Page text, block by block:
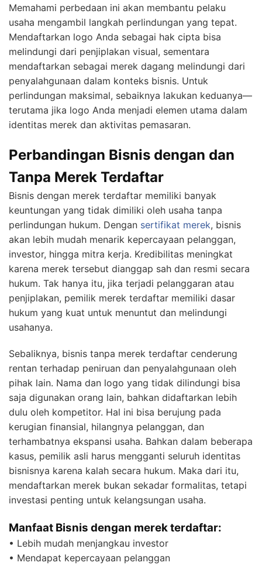
Memahami perbedaan ini akan membantu pelaku
usaha mengambil langkah perlindungan yang tepat.
Mendaftarkan logo Anda sebagai hak cipta bisa
melindungi dari penjiplakan visual, sementara
mendaftarkan sebagai merek dagang melindungi dari
penyalahgunaan dalam konteks bisnis. Untuk
perlindungan maksimal, sebaiknya lakukan keduanya—
terutama jika logo Anda menjadi elemen utama dalam
identitas merek dan aktivitas pemasaran.
Perbandingan Bisnis dengan dan
Tanpa Merek Terdaftar
Bisnis dengan merek terdaftar memiliki banyak
keuntungan yang tidak dimiliki oleh usaha tanpa
perlindungan hukum. Dengan sertifikat merek, bisnis
akan lebih mudah menarik kepercayaan pelanggan,
investor, hingga mitra kerja. Kredibilitas meningkat
karena merek tersebut dianggap sah dan resmi secara
hukum. Tak hanya itu, jika terjadi pelanggaran atau
penjiplakan, pemilik merek terdaftar memiliki dasar
hukum yang kuat untuk menuntut dan melindungi
usahanya.
Sebaliknya, bisnis tanpa merek terdaftar cenderung
rentan terhadap peniruan dan penyalahgunaan oleh
pihak lain. Nama dan logo yang tidak dilindungi bisa
saja digunakan orang lain, bahkan didaftarkan lebih
dulu oleh kompetitor. Hal ini bisa berujung pada
kerugian finansial, hilangnya pelanggan, dan
terhambatnya ekspansi usaha. Bahkan dalam beberapa
kasus, pemilik asli harus mengganti seluruh identitas
bisnisnya karena kalah secara hukum. Maka dari itu,
mendaftarkan merek bukan sekadar formalitas, tetapi
investasi penting untuk kelangsungan usaha.
Manfaat Bisnis dengan merek terdaftar:
• Lebih mudah menjangkau investor
• Mendapat kepercayaan pelanggan